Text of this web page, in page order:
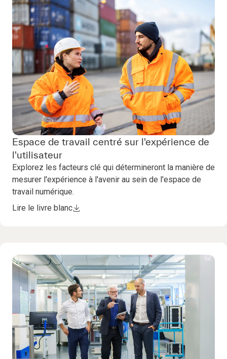
Espace de travail centré sur l'expérience de
l'utilisateur
Explorez les facteurs clé qui détermineront la manière de
mesurer l'expérience à l'avenir au sein de l'espace de
travail numérique.
Lire le livre blanc